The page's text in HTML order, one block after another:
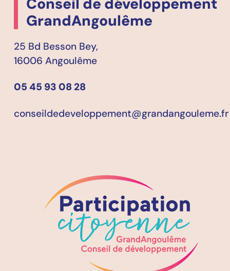
Conseil de développement
GrandAngoulême
25 Bd Besson Bey,
16006 Angoulême
05 45 93 08 28
conseildedeveloppement@grandangouleme.fr